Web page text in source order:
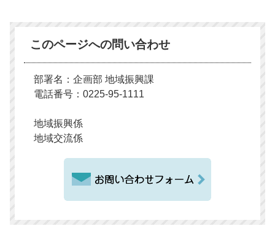
このページへの問い合わせ
部署名：企画部 地域振興課
電話番号：0225-95-1111
地域振興係
地域交流係